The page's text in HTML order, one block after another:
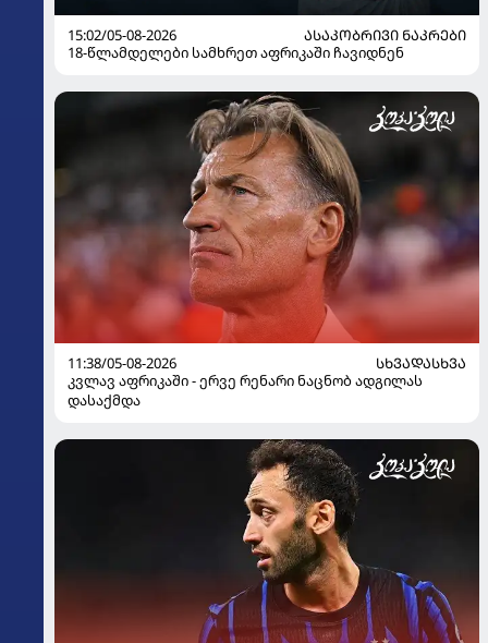
15:02/05-08-2026
ᲐᲡᲐᲙᲝᲑᲠᲘᲕᲘ ᲜᲐᲙᲠᲔᲑᲘ
18-წლამდელები სამხრეთ აფრიკაში ჩავიდნენ
11:38/05-08-2026
ᲡᲮᲕᲐᲓᲐᲡᲮᲕᲐ
კვლავ აფრიკაში - ერვე რენარი ნაცნობ ადგილას
დასაქმდა